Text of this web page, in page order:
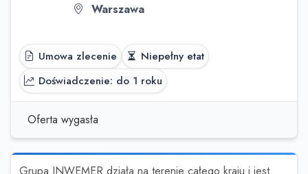
Warszawa
Umowa zlecenie
Niepełny etat
Doświadczenie: do 1 roku
Oferta wygasła